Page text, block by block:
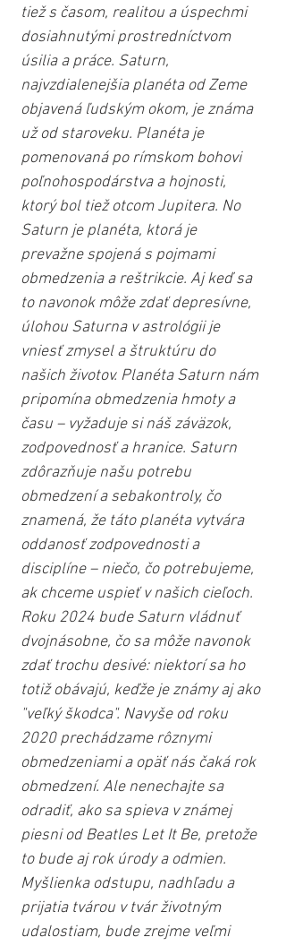
tiež s časom, realitou a úspechmi
dosiahnutými prostredníctvom
úsilia a práce. Saturn,
najvzdialenejšia planéta od Zeme
objavená ľudským okom, je známa
už od staroveku. Planéta je
pomenovaná po rímskom bohovi
poľnohospodárstva a hojnosti,
ktorý bol tiež otcom Jupitera. No
Saturn je planéta, ktorá je
prevažne spojená s pojmami
obmedzenia a reštrikcie. Aj keď sa
to navonok môže zdať depresívne,
úlohou Saturna v astrológii je
vniesť zmysel a štruktúru do
našich životov. Planéta Saturn nám
pripomína obmedzenia hmoty a
času – vyžaduje si náš záväzok,
zodpovednosť a hranice. Saturn
zdôrazňuje našu potrebu
obmedzení a sebakontroly, čo
znamená, že táto planéta vytvára
oddanosť zodpovednosti a
disciplíne – niečo, čo potrebujeme,
ak chceme uspieť v našich cieľoch.
Roku 2024 bude Saturn vládnuť
dvojnásobne, čo sa môže navonok
zdať trochu desivé: niektorí sa ho
totiž obávajú, keďže je známy aj ako
"veľký škodca". Navyše od roku
2020 prechádzame rôznymi
obmedzeniami a opäť nás čaká rok
obmedzení. Ale nenechajte sa
odradiť, ako sa spieva v známej
piesni od Beatles Let It Be, pretože
to bude aj rok úrody a odmien.
Myšlienka odstupu, nadhľadu a
prijatia tvárou v tvár životným
udalostiam, bude zrejme veľmi